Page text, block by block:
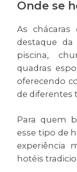
Onde se
As
destaque
piscina,
quadras
oferecendo
de diferentes
Para quem
esse tipo de
experiência
hotéis